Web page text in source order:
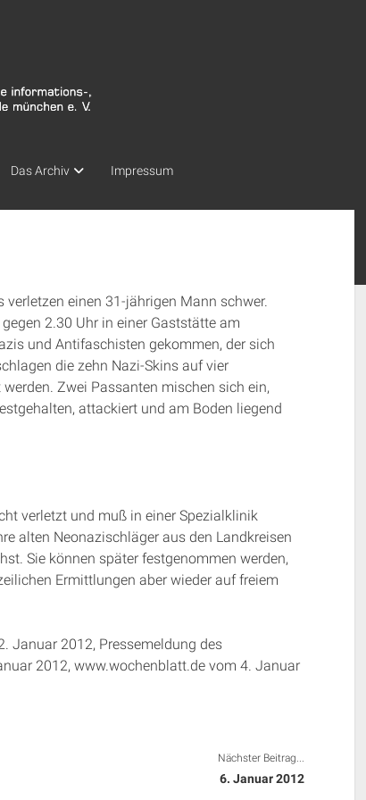
Das Archiv Impressum
einen 31-jährigen Mann schwer.
2.30 Uhr in einer Gaststätte am
und Antifaschisten gekommen, der sich
die zehn Nazi-Skins auf vier
Zwei Passanten mischen sich ein,
attackiert und am Boden liegend
verletzt und muß in einer Spezialklinik
alten Neonazischläger aus den Landkreisen
Sie können später festgenommen werden,
Ermittlungen aber wieder auf freiem
Januar 2012, Pressemeldung des
2012, www.wochenblatt.de vom 4. Januar
Nächster Beitrag...
6. Januar 2012